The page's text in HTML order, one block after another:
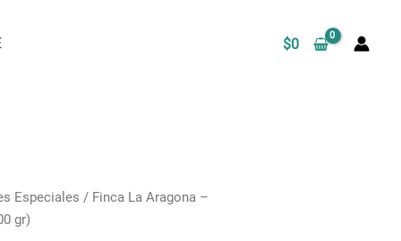
$0
Especiales / Finca La Aragona –
gr)